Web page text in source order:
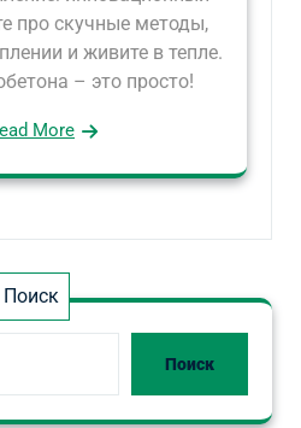
про скучные методы,
и живите в тепле.
– это просто!
More
Поиск
Поиск